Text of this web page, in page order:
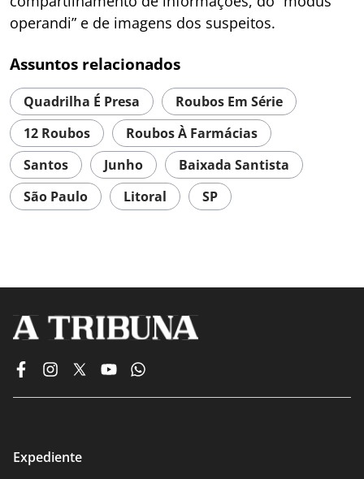
operandi” e de imagens dos suspeitos.
Assuntos relacionados
Quadrilha É Presa
Roubos Em Série
12 Roubos
Roubos À Farmácias
Santos
Junho
Baixada Santista
São Paulo
Litoral SP
Expediente